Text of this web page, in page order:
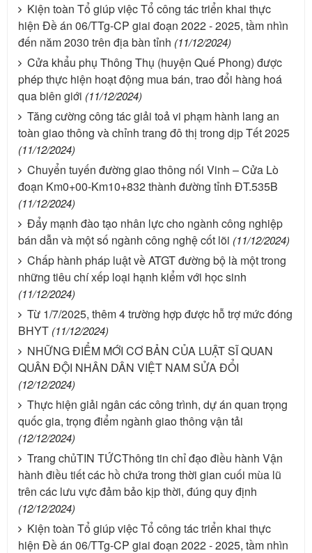
Kiện toàn Tổ giúp việc Tổ công tác triển khai thực
hiện Đề án 06/TTg-CP giai đoạn 2022 - 2025, tầm nhìn
đến năm 2030 trên địa bàn tỉnh (11/12/2024)
Cửa khẩu phụ Thông Thụ (huyện Quế Phong) được
phép thực hiện hoạt động mua bán, trao đổi hàng hoá
qua biên giới (11/12/2024)
Tăng cường công tác giải toả vi phạm hành lang an
toàn giao thông và chỉnh trang đô thị trong dịp Tết 2025
(11/12/2024)
Chuyển tuyến đường giao thông nối Vinh – Cửa Lò
đoạn Km0+00-Km10+832 thành đường tỉnh ĐT.535B
(11/12/2024)
Đẩy mạnh đào tạo nhân lực cho ngành công nghiệp
bán dẫn và một số ngành công nghệ cốt lõi (11/12/2024)
Chấp hành pháp luật về ATGT đường bộ là một trong
những tiêu chí xếp loại hạnh kiểm với học sinh
(11/12/2024)
Từ 1/7/2025, thêm 4 trường hợp được hỗ trợ mức đóng
BHYT (11/12/2024)
NHỮNG ĐIỂM MỚI CƠ BẢN CỦA LUẬT SĨ QUAN
QUÂN ĐỘI NHÂN DÂN VIỆT NAM SỬA ĐỔI
(12/12/2024)
Thực hiện giải ngân các công trình, dự án quan trọng
quốc gia, trọng điểm ngành giao thông vận tải
(12/12/2024)
Trang chủTIN TỨCThông tin chỉ đạo điều hành Vận
hành điều tiết các hồ chứa trong thời gian cuối mùa lũ
trên các lưu vực đảm bảo kịp thời, đúng quy định
(12/12/2024)
Kiện toàn Tổ giúp việc Tổ công tác triển khai thực
hiện Đề án 06/TTg-CP giai đoạn 2022 - 2025, tầm nhìn